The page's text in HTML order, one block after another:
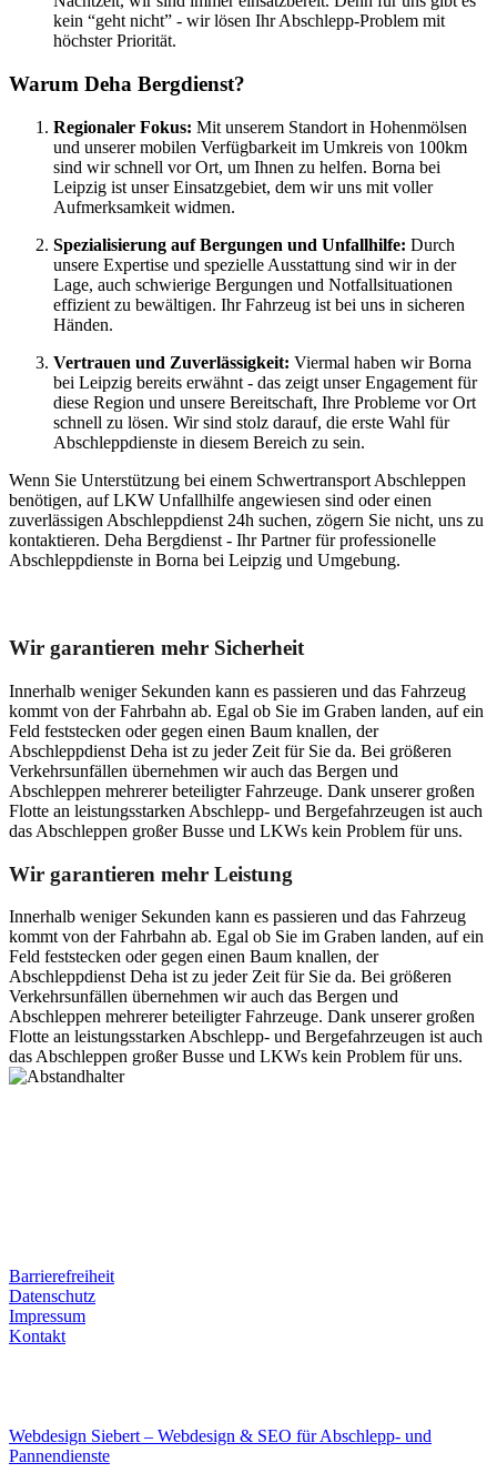
kein “geht nicht” - wir lösen Ihr Abschlepp-Problem mit
höchster Priorität.
Warum Deha Bergdienst?
Regionaler Fokus: Mit unserem Standort in Hohenmölsen
und unserer mobilen Verfügbarkeit im Umkreis von 100km
sind wir schnell vor Ort, um Ihnen zu helfen. Borna bei
Leipzig ist unser Einsatzgebiet, dem wir uns mit voller
Aufmerksamkeit widmen.
Spezialisierung auf Bergungen und Unfallhilfe: Durch
unsere Expertise und spezielle Ausstattung sind wir in der
Lage, auch schwierige Bergungen und Notfallsituationen
effizient zu bewältigen. Ihr Fahrzeug ist bei uns in sicheren
Händen.
Vertrauen und Zuverlässigkeit: Viermal haben wir Borna
bei Leipzig bereits erwähnt - das zeigt unser Engagement für
diese Region und unsere Bereitschaft, Ihre Probleme vor Ort
schnell zu lösen. Wir sind stolz darauf, die erste Wahl für
Abschleppdienste in diesem Bereich zu sein.
Wenn Sie Unterstützung bei einem Schwertransport Abschleppen
benötigen, auf LKW Unfallhilfe angewiesen sind oder einen
zuverlässigen Abschleppdienst 24h suchen, zögern Sie nicht, uns zu
kontaktieren. Deha Bergdienst - Ihr Partner für professionelle
Abschleppdienste in Borna bei Leipzig und Umgebung.
Wir garantieren mehr Sicherheit
Innerhalb weniger Sekunden kann es passieren und das Fahrzeug
kommt von der Fahrbahn ab. Egal ob Sie im Graben landen, auf ein
Feld feststecken oder gegen einen Baum knallen, der
Abschleppdienst Deha ist zu jeder Zeit für Sie da. Bei größeren
Verkehrsunfällen übernehmen wir auch das Bergen und
Abschleppen mehrerer beteiligter Fahrzeuge. Dank unserer großen
Flotte an leistungsstarken Abschlepp- und Bergefahrzeugen ist auch
das Abschleppen großer Busse und LKWs kein Problem für uns.
Wir garantieren mehr Leistung
Innerhalb weniger Sekunden kann es passieren und das Fahrzeug
kommt von der Fahrbahn ab. Egal ob Sie im Graben landen, auf ein
Feld feststecken oder gegen einen Baum knallen, der
Abschleppdienst Deha ist zu jeder Zeit für Sie da. Bei größeren
Verkehrsunfällen übernehmen wir auch das Bergen und
Abschleppen mehrerer beteiligter Fahrzeuge. Dank unserer großen
Flotte an leistungsstarken Abschlepp- und Bergefahrzeugen ist auch
das Abschleppen großer Busse und LKWs kein Problem für uns.
Barrierefreiheit
Datenschutz
Impressum
Kontakt
Webdesign Siebert – Webdesign & SEO für Abschlepp- und
Pannendienste